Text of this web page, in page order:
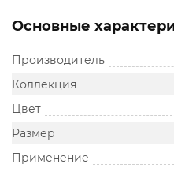
Основные
Производитель
Коллекция
Цвет
Размер
Применение